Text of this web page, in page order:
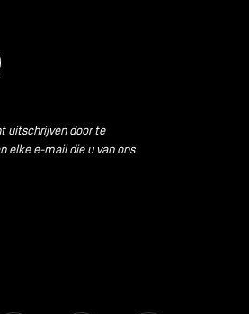
uitschrijven door te
elke e-mail die u van ons